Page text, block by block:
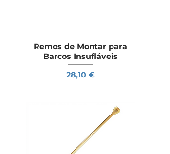
Visualização rápida
Remos de Montar para
Barcos Insufláveis
Preço
28,10 €